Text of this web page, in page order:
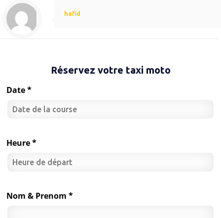
hafid
Réservez votre taxi moto
Date *
Heure *
Nom & Prenom *